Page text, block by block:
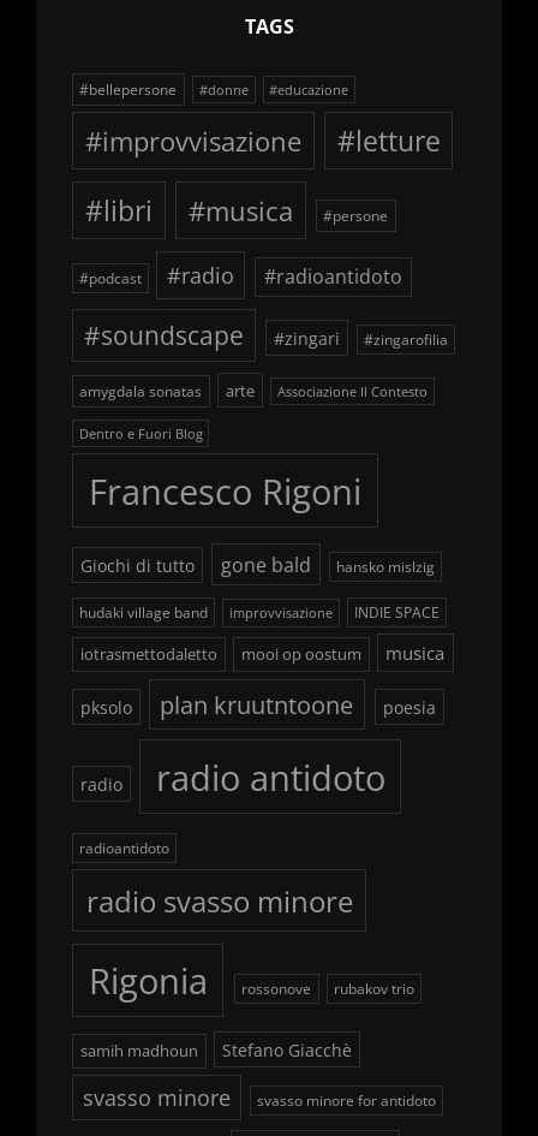
TAGS
#bellepersone #donne #educazione
#improvvisazione
#letture
#libri
#musica #persone
#podcast #radio #radioantidoto
#soundscape #zingari #zingarofilia
amygdala sonatas arte Associazione Il Contesto
Dentro e Fuori Blog
Francesco Rigoni
Giochi di tutto gone bald hansko mislzig
hudaki village band improvvisazione INDIE SPACE
iotrasmettodaletto mooi op oostum musica
pksolo plan kruutntoone poesia
radio radio antidoto
radioantidoto
radio svasso minore
Rigonia rossonove rubakov trio
samih madhoun Stefano Giacchè
svasso minore svasso minore for antidoto